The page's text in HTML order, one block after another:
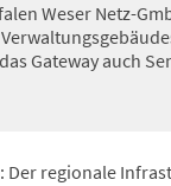
Weser Netz-
Gateway auch
Der regionale